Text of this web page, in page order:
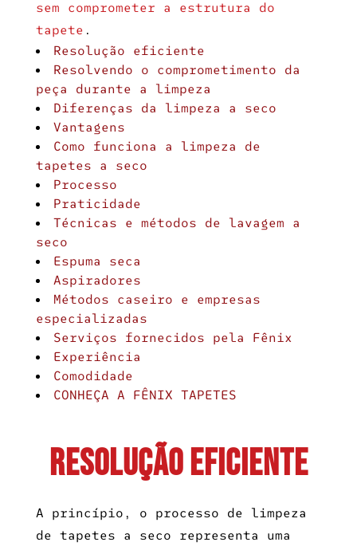
sem comprometer a estrutura do
tapete .
Resolução eficiente
Resolvendo o comprometimento da
peça durante a limpeza
Diferenças da limpeza a seco
Vantagens
Como funciona a limpeza de
tapetes a seco
Processo
Praticidade
Técnicas e métodos de lavagem a
seco
Espuma seca
Aspiradores
Métodos caseiro e empresas
especializadas
Serviços fornecidos pela Fênix
Experiência
Comodidade
CONHEÇA A FÊNIX TAPETES
Resolução Eficiente
A princípio, o processo de limpeza
de tapetes a seco representa uma